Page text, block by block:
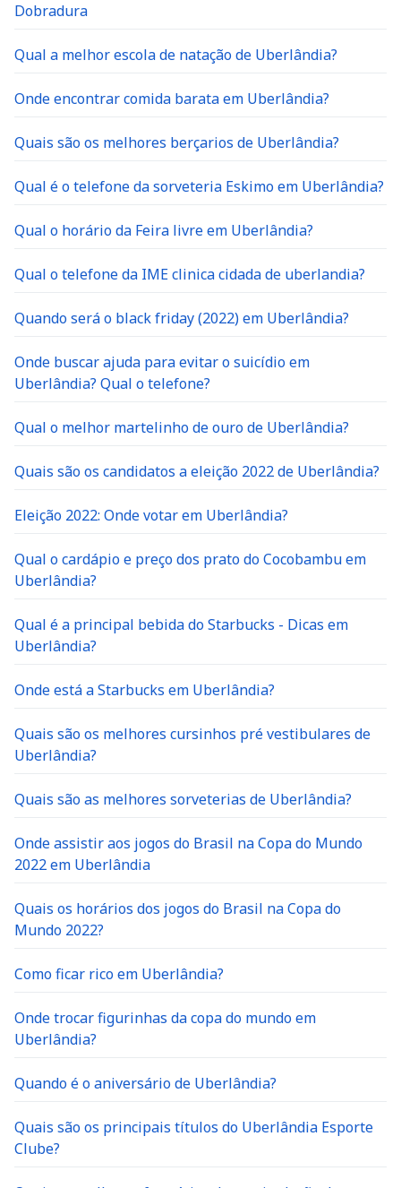
Dobradura
Qual a melhor escola de natação de Uberlândia?
Onde encontrar comida barata em Uberlândia?
Quais são os melhores berçarios de Uberlândia?
Qual é o telefone da sorveteria Eskimo em Uberlândia?
Qual o horário da Feira livre em Uberlândia?
Qual o telefone da IME clinica cidada de uberlandia?
Quando será o black friday (2022) em Uberlândia?
Onde buscar ajuda para evitar o suicídio em
Uberlândia? Qual o telefone?
Qual o melhor martelinho de ouro de Uberlândia?
Quais são os candidatos a eleição 2022 de Uberlândia?
Eleição 2022: Onde votar em Uberlândia?
Qual o cardápio e preço dos prato do Cocobambu em
Uberlândia?
Qual é a principal bebida do Starbucks - Dicas em
Uberlândia?
Onde está a Starbucks em Uberlândia?
Quais são os melhores cursinhos pré vestibulares de
Uberlândia?
Quais são as melhores sorveterias de Uberlândia?
Onde assistir aos jogos do Brasil na Copa do Mundo
2022 em Uberlândia
Quais os horários dos jogos do Brasil na Copa do
Mundo 2022?
Como ficar rico em Uberlândia?
Onde trocar figurinhas da copa do mundo em
Uberlândia?
Quando é o aniversário de Uberlândia?
Quais são os principais títulos do Uberlândia Esporte
Clube?